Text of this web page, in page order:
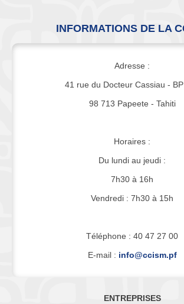
INFORMATIONS DE LA
Adresse :
41 rue du Docteur Cassiau -
98 713 Papeete - Tahiti
Horaires :
Du lundi au jeudi :
7h30 à 16h
Vendredi : 7h30 à 15h
Téléphone : 40 47 27 00
E-mail : info@ccism.pf
ENTREPRISES